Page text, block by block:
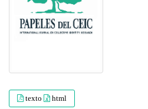
texto html